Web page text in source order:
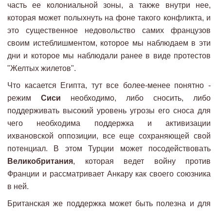
часть ее колониальной зоны, а также внутри нее,
которая может полыхнуть на фоне такого конфликта, и
это существенное недовольство самих французов
своим истеблишментом, которое мы наблюдаем в эти
дни и которое мы наблюдали ранее в виде протестов
"Желтых жилетов".
Что касается Египта, тут все более-менее понятно -
режим Сиси необходимо, либо сносить, либо
поддерживать высокий уровень угрозы его сноса для
чего необходима поддержка и активизации
ихвановской оппозиции, все еще сохраняющей свой
потенциал. В этом Турции может посодействовать
Великобритания, которая ведет войну против
Франции и рассматривает Анкару как своего союзника
в ней.
Британская же поддержка может быть полезна и для